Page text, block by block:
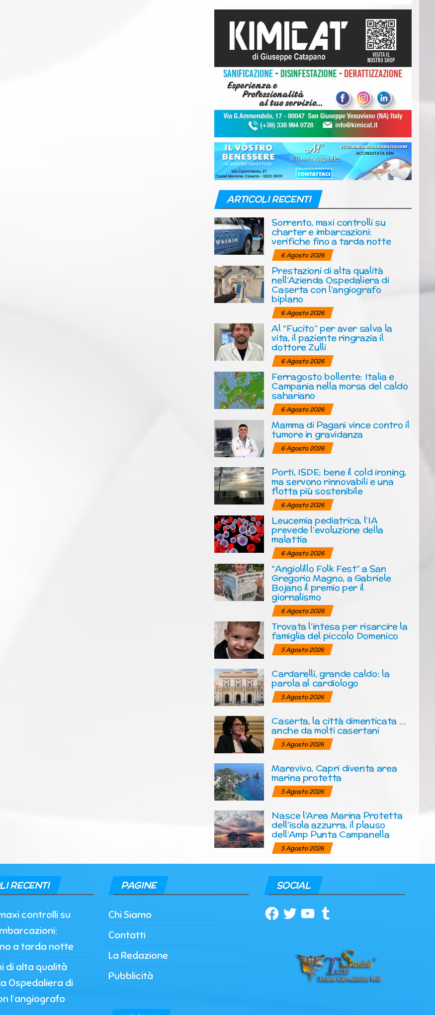
ARTICOLI RECENTI
Sorrento, maxi controlli su
charter e imbarcazioni:
verifiche fino a tarda notte
6 Agosto 2026
Prestazioni di alta qualità
nell’Azienda Ospedaliera di
Caserta con l’angiografo
biplano
6 Agosto 2026
Al “Fucito” per aver salva la
vita, il paziente ringrazia il
dottore Zulli
6 Agosto 2026
Ferragosto bollente: Italia e
Campania nella morsa del caldo
sahariano
6 Agosto 2026
Mamma di Pagani vince contro il
tumore in gravidanza
6 Agosto 2026
Porti, ISDE: bene il cold ironing,
ma servono rinnovabili e una
flotta più sostenibile
6 Agosto 2026
Leucemia pediatrica, l’IA
prevede l’evoluzione della
malattia
6 Agosto 2026
“Angiolillo Folk Fest” a San
Gregorio Magno, a Gabriele
Bojano il premio per il
giornalismo
6 Agosto 2026
Trovata l’intesa per risarcire la
famiglia del piccolo Domenico
5 Agosto 2026
Cardarelli, grande caldo: la
parola al cardiologo
5 Agosto 2026
Caserta, la città dimenticata …
anche da molti casertani
5 Agosto 2026
Marevivo, Capri diventa area
marina protetta
5 Agosto 2026
Nasce l’Area Marina Protetta
dell’isola azzurra, il plauso
dell’Amp Punta Campanella
5 Agosto 2026
RECENTI
controlli su
a tarda notte
di alta qualità
Ospedaliera di
l’angiografo
PAGINE
Chi Siamo
Contatti
La Redazione
Pubblicità
SOCIAL
Facebook
TwitterYouTubeTumblr